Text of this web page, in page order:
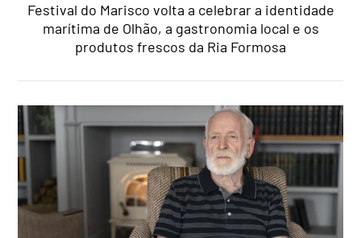
Festival do Marisco volta a celebrar a identidade
marítima de Olhão, a gastronomia local e os
produtos frescos da Ria Formosa